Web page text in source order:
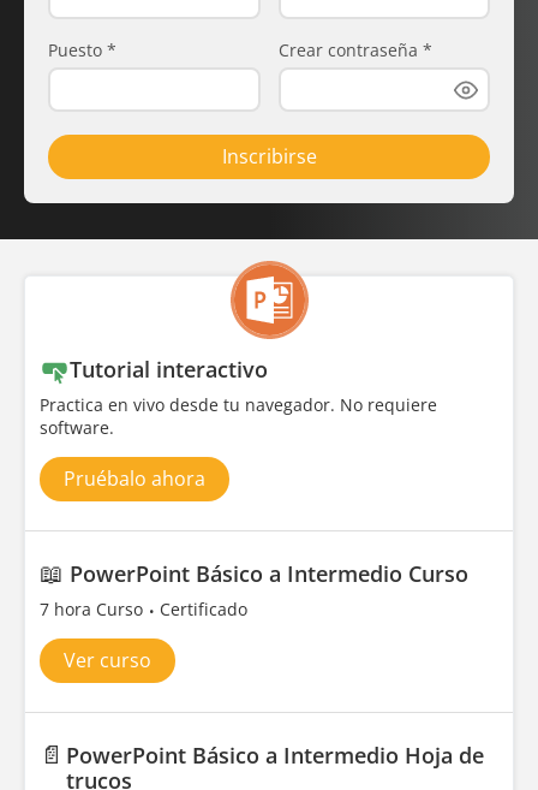
Puesto * Crear contraseña *
Inscribirse
Tutorial interactivo
Practica en vivo desde tu navegador. No requiere
software.
Pruébalo ahora
📖 PowerPoint Básico a Intermedio Curso
7 hora Curso Certificado
Ver curso
📄 PowerPoint Básico a Intermedio Hoja de
trucos